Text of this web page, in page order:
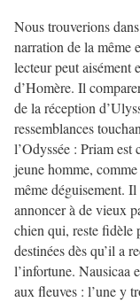
Nous trouverions
narration de la même
lecteur peut aisément
d’Homère. Il
de la réception
ressemblances
l’Odyssée : Priam
jeune homme,
même déguisement.
annoncer à de vieux
chien qui, reste fidèle
destinées dès qu’il a
l’infortune. Nausicaa
aux fleuves : l’une y